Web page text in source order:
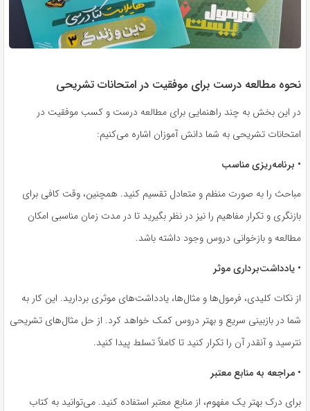
نحوه مطالعه درست برای موفقیت در امتحانات تشریحی
در این بخش به چند راهنمایی برای مطالعه درست و کسب موفقیت در
امتحانات تشریحی به شما دانش آموزان اشاره می‌کنیم:
• برنامه‌ریزی مناسب
مباحث را به صورت منظم و متعادل تقسیم کنید. همچنین، وقت کافی برای
بازنگری و تکرار مفاهیم را نیز در نظر بگیرید تا در مدت زمان مناسبی امکان
مطالعه و بازخوانی دروس وجود داشته باشد.
• یادداشت‌برداری موثر
از نکات کلیدی، فرمول‌ها و مثال‌ها، یادداشت‌های موثری بردارید. این کار به
شما در بازبینی سریع و بهتر دروس کمک خواهد کرد. از حل مثال‌های تشریحی
نترسید و آنقدر آن را تکرار کنید تا کاملاً تسلط پیدا کنید.
• مراجعه به منابع معتبر
برای درک بهتر یک مفهوم، از منابع معتبر استفاده کنید. می‌توانید به کتاب